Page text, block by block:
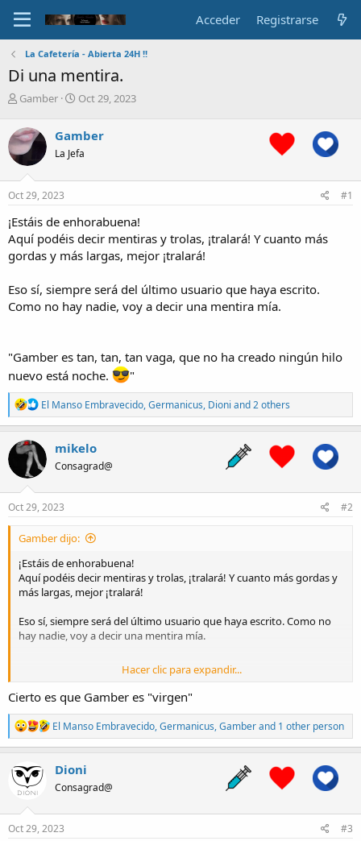
Acceder Registrarse
La Cafetería - Abierta 24H !!
Di una mentira.
A
t
o
r
Gamber
F
h
a
e
i
c
i
Oct 29, 2023
Gamber
La Jefa
Oct 29, 2023 #1
¡Estáis de enhorabuena!
Aquí podéis decir mentiras y trolas, ¡tralará! Y cuanto más
gordas y más largas, mejor ¡tralará!
Eso sí, siempre será del último usuario que haya escrito.
Como no hay nadie, voy a decir una mentira mía.
"Gamber es tan, tan, tan vaga, que no ha creado ningún hilo
nuevo está noche.
"
R
e
a
c
i
n
s
El Manso Embravecido,Germanicus, Dioni and 2 others
mikelo
Consagrad@
Oct 29, 2023 #2
Gamber dijo:
¡Estáis de enhorabuena!
Aquí podéis decir mentiras y trolas, ¡tralará! Y cuanto más gordas y
más largas, mejor ¡tralará!
Eso sí, siempre será del último usuario que haya escrito. Como no
hay nadie, voy a decir una mentira mía.
"Gamber es tan, tan, tan vaga, que no ha creado ningún hilo nuevo
está noche.
"
Hacer clic para expandir...
Cierto es que Gamber es "virgen"
R
e
a
c
n
s
El Manso Embravecido,Germanicus,Gamberand 1 other person
Dioni
Consagrad@
Oct 29, 2023 #3